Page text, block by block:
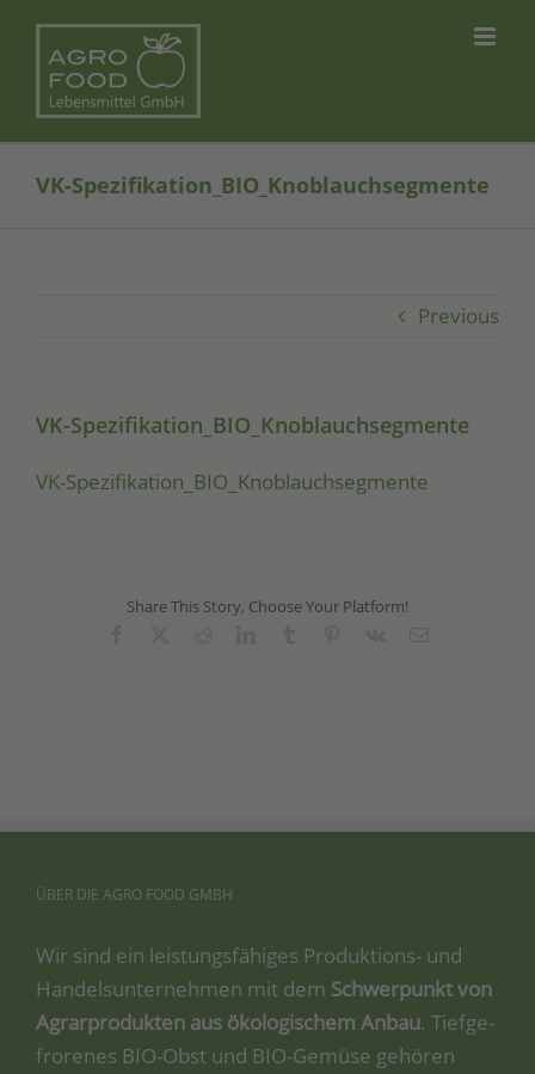
content
VK-Spezifikation_BIO_Knoblauchsegmente
Previous
VK-Spezifikation_BIO_Knoblauchsegmente
VK-Spe­zi­fi­ka­ti­on_­BIO­_­Knob­lauch­seg­men­te
Share This Story, Choose Your Platform!
ÜBER DIE AGRO FOOD GMBH
Wir sind ein leis­tungs­fä­hi­ges Pro­duk­ti­ons- und
Han­dels­un­ter­neh­men mit dem Schwer­punkt von
Agrar­pro­duk­ten aus öko­lo­gi­schem Anbau. Tief­ge­
fro­re­nes BIO-Obst und BIO-Gemü­se gehö­ren